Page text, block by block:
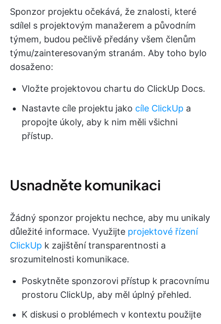
Sponzor projektu očekává, že znalosti, které
sdílel s projektovým manažerem a původním
týmem, budou pečlivě předány všem členům
týmu/zainteresovaným stranám. Aby toho bylo
dosaženo:
Vložte projektovou chartu do ClickUp Docs.
Nastavte cíle projektu jako cíle ClickUp a
propojte úkoly, aby k nim měli všichni
přístup.
Usnadněte komunikaci
Žádný sponzor projektu nechce, aby mu unikaly
důležité informace. Využijte projektové řízení
ClickUp k zajištění transparentnosti a
srozumitelnosti komunikace.
Poskytněte sponzorovi přístup k pracovnímu
prostoru ClickUp, aby měl úplný přehled.
K diskusi o problémech v kontextu použijte